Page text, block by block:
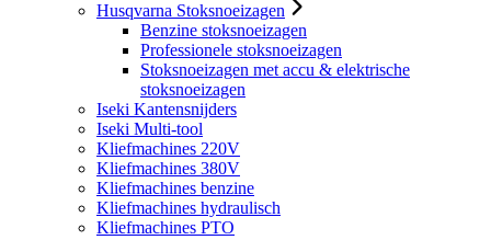
Husqvarna Stoksnoeizagen
Benzine stoksnoeizagen
Professionele stoksnoeizagen
Stoksnoeizagen met accu & elektrische
stoksnoeizagen
Iseki Kantensnijders
Iseki Multi-tool
Kliefmachines 220V
Kliefmachines 380V
Kliefmachines benzine
Kliefmachines hydraulisch
Kliefmachines PTO